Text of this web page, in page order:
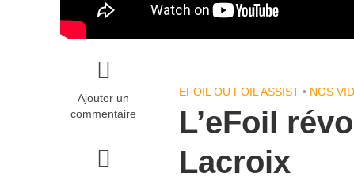
Ajouter un
commentaire
EFOIL OU FOIL ASSIST • NOS
L’eFoil
Lacroix